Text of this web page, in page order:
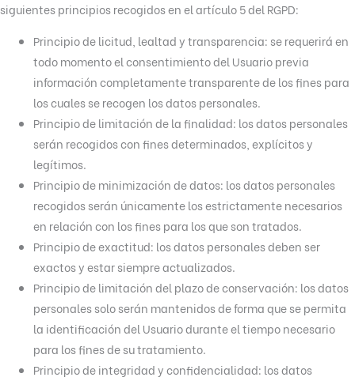
siguientes principios recogidos en el artículo 5 del RGPD:
Principio de licitud, lealtad y transparencia: se requerirá en
todo momento el consentimiento del Usuario previa
información completamente transparente de los fines para
los cuales se recogen los datos personales.
Principio de limitación de la finalidad: los datos personales
serán recogidos con fines determinados, explícitos y
legítimos.
Principio de minimización de datos: los datos personales
recogidos serán únicamente los estrictamente necesarios
en relación con los fines para los que son tratados.
Principio de exactitud: los datos personales deben ser
exactos y estar siempre actualizados.
Principio de limitación del plazo de conservación: los datos
personales solo serán mantenidos de forma que se permita
la identificación del Usuario durante el tiempo necesario
para los fines de su tratamiento.
Principio de integridad y confidencialidad: los datos